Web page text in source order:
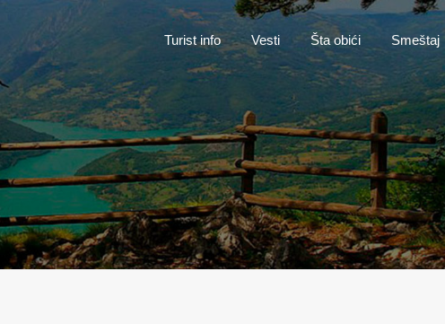
Turist info Vesti Šta obići
Turist info Vesti Šta obići Smeštaj